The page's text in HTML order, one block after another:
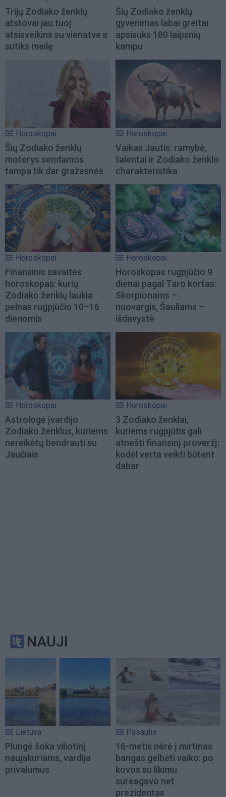
Trijų Zodiako ženklų
atstovai jau tuoj
atsisveikins su vienatve ir
sutiks meilę
Šių Zodiako ženklų
gyvenimas labai greitai
apsisuks 180 laipsnių
kampu
Horoskopai
Šių Zodiako ženklų
moterys sendamos
tampa tik dar gražesnės
Horoskopai
Vaikas Jautis: ramybė,
talentai ir Zodiako ženklo
charakteristika
Horoskopai
Finansinis savaitės
horoskopas: kurių
Zodiako ženklų laukia
pelnas rugpjūčio 10–16
dienomis
Horoskopai
Horoskopas rugpjūčio 9
dienai pagal Taro kortas:
Skorpionams –
nuovargis, Šauliams –
išdavystė
Horoskopai
Astrologė įvardijo
Zodiako ženklus, kuriems
nereikėtų bendrauti su
Jaučiais
Horoskopai
3 Zodiako ženklai,
kuriems rugpjūtis gali
atnešti finansinį proveržį:
kodėl verta veikti būtent
dabar
NAUJI
Lietuva
Plungė šoka viliotinį
naujakuriams, vardija
privalumus
Pasaulis
16-metis nėrė į mirtinas
bangas gelbėti vaiko: po
kovos su likimu
sureagavo net
prezidentas